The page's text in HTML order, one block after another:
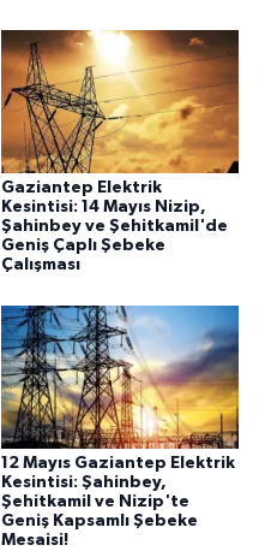
Gaziantep Elektrik
Kesintisi: 14 Mayıs Nizip,
Şahinbey ve Şehitkamil'de
Geniş Çaplı Şebeke
Çalışması
12 Mayıs Gaziantep Elektrik
Kesintisi: Şahinbey,
Şehitkamil ve Nizip'te
Geniş Kapsamlı Şebeke
Mesaisi!